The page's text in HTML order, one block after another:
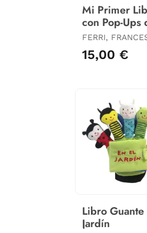
Mi Primer
con Pop-Ups
Selva
FERRI,
15,00 €
Libro
Jardín